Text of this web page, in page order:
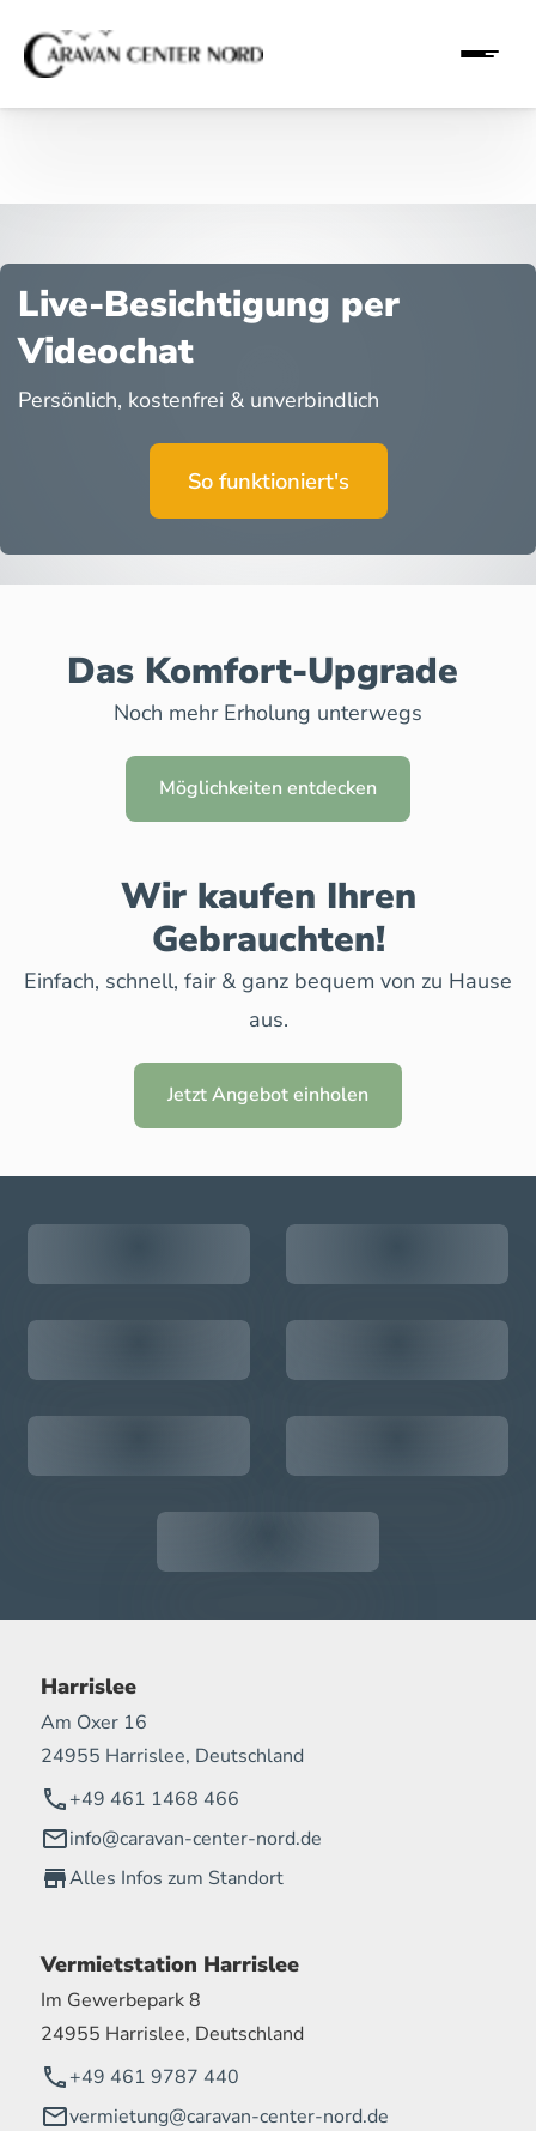
Live-Besichtigung per
Videochat
Persönlich, kostenfrei & unverbindlich
So funktioniert's
Das Komfort-Upgrade
Noch mehr Erholung unterwegs
Möglichkeiten entdecken
Wir kaufen Ihren
Gebrauchten!
Einfach, schnell, fair & ganz bequem von zu Hause
aus.
Jetzt Angebot einholen
Harrislee
Am Oxer 16
24955 Harrislee, Deutschland
+49 461 1468 466
info@caravan-center-nord.de
Alles Infos zum Standort
Vermietstation Harrislee
Im Gewerbepark 8
24955 Harrislee, Deutschland
+49 461 9787 440
vermietung@caravan-center-nord.de